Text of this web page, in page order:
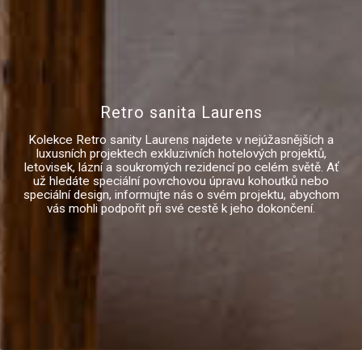
Retro sanita Laurens
Kolekce Retro sanity Laurens najdete v nejúžasnějších a
luxusních projektech exkluzivních hotelových projektů,
letovisek, lázní a soukromých rezidencí po celém světě. Ať
už hledáte speciální povrchovou úpravu kohoutků nebo
speciální design, informujte nás o svém projektu, abychom
vás mohli podpořit při své cestě k jeho dokončení.